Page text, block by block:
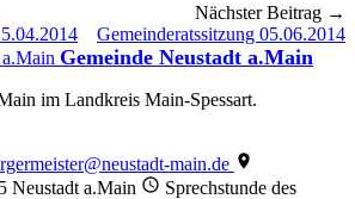
Nächster Beitrag →
Gemeinderatssitzung 05.06.2014
Gemeinde Neustadt a.Main
im Landkreis Main-Spessart.
main.de
Neustadt a.Main
Sprechstunde des